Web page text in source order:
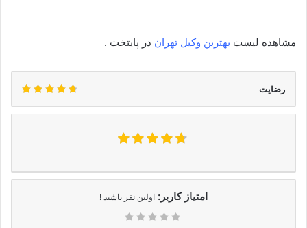
مشاهده لیست بهترین وکیل تهران در پایتخت .
رضایت
امتیاز کاربر: اولین نفر باشید !